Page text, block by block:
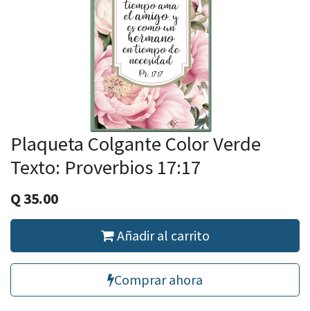
Plaqueta Colgante Color Verde
Texto: Proverbios 17:17
Q35.00
Añadir al carrito
Comprar ahora